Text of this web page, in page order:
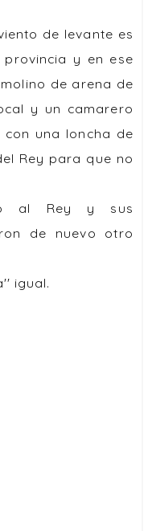
de levante es
y en ese
de arena de
y un camarero
una loncha de
Rey para que no
al Rey y sus
de nuevo otro
igual.